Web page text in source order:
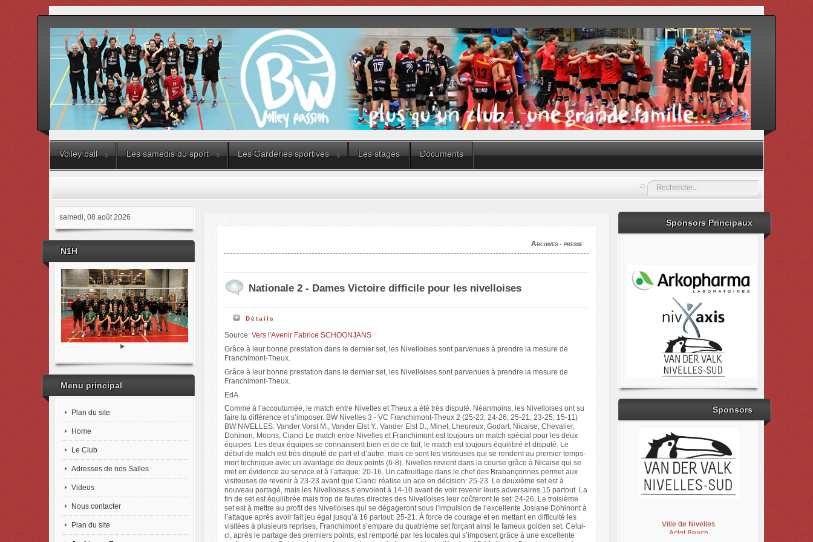
Volley ball Les samedis du sport Les Garderies sportives Les stages Documents
Rechercher
samedi, 08 août 2026
N1H
Menu principal
Plan du site
Home
Le Club
Adresses de nos Salles
Videos
Nous contacter
Plan du site
Archives - presse
Nationale 2 - Dames Victoire difficile pour les nivelloises
Détails
Source: Vers l'Avenir Fabrice SCHOONJANS
Grâce à leur bonne prestation dans le dernier set, les Nivelloises sont parvenues à prendre la mesure de
Franchimont-Theux.
Grâce à leur bonne prestation dans le dernier set, les Nivelloises sont parvenues à prendre la mesure de
Franchimont-Theux.
EdA
Comme à l’accoutumée, le match entre Nivelles et Theux a été très disputé. Néanmoins, les Nivelloises ont su
faire la différence et s’imposer. BW Nivelles 3 - VC Franchimont-Theux 2 (25-23; 24-26; 25-21; 23-25; 15-11)
BW NIVELLES: Vander Vorst M., Vander Elst Y., Vander Elst D., Minet, Lheureux, Godart, Nicaise, Chevalier,
Dohinon, Moons, Cianci Le match entre Nivelles et Franchimont est toujours un match spécial pour les deux
équipes. Les deux équipes se connaissent bien et de ce fait, le match est toujours équilibré et disputé. Le
début de match est très disputé de part et d’autre, mais ce sont les visiteuses qui se rendent au premier temps-
mort technique avec un avantage de deux points (6-8). Nivelles revient dans la course grâce à Nicaise qui se
met en évidence au service et à l’attaque: 20-16. Un cafouillage dans le chef des Brabançonnes permet aux
visiteuses de revenir à 23-23 avant que Cianci réalise un ace en décision: 25-23. Le deuxième set est à
nouveau partagé, mais les Nivelloises s’envolent à 14-10 avant de voir revenir leurs adversaires 15 partout. La
fin de set est équilibrée mais trop de fautes directes des Nivelloises leur coûteront le set: 24-26. Le troisième
set est à mettre au profit des Nivelloises qui se dégageront sous l’impulsion de l’excellente Josiane Dohinont à
l’attaque après avoir fait jeu égal jusqu’à 16 partout: 25-21. À force de courage et en mettant en difficulté les
visitées à plusieurs reprises, Franchimont s’empare du quatrième set forçant ainsi le fameux golden set. Celui-
ci, après le partage des premiers points, est remporté par les locales qui s’imposent grâce à une excellente
Sponsors Principaux
Sponsors
Ville de Nivelles
Aclot Beach